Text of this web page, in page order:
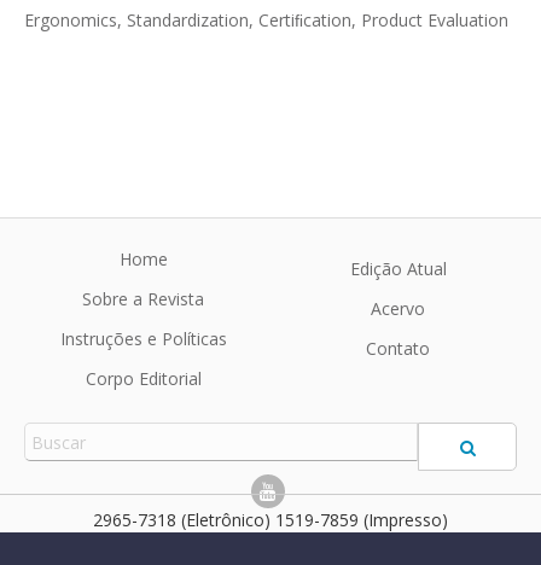
Ergonomics, Standardization, Certiﬁcation, Product Evaluation
Home
Sobre a Revista
Instruções e Políticas
Corpo Editorial
Edição Atual
Acervo
Contato
2965-7318 (Eletrônico) 1519-7859 (Impresso)